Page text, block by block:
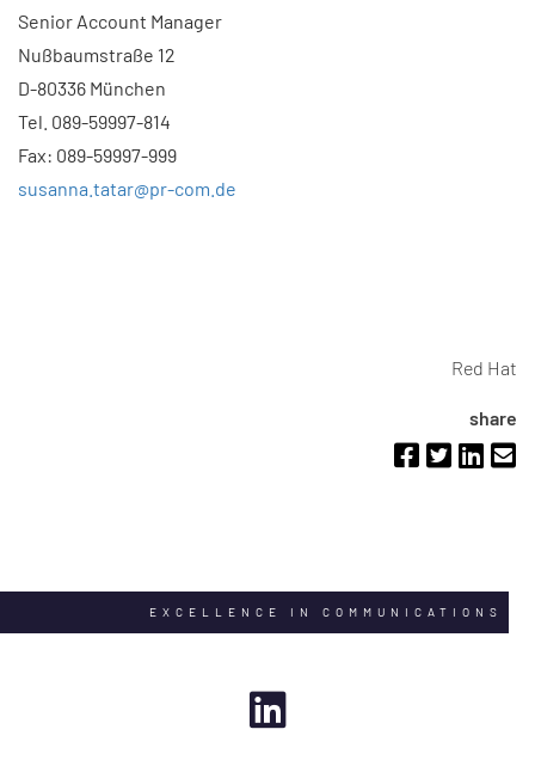
Senior Account Manager
Nußbaumstraße 12
D-80336 München
Tel. 089-59997-814
Fax: 089-59997-999
susanna.tatar@pr-com.de
Red Hat
share
EXCELLENCE IN COMMUNICATIONS